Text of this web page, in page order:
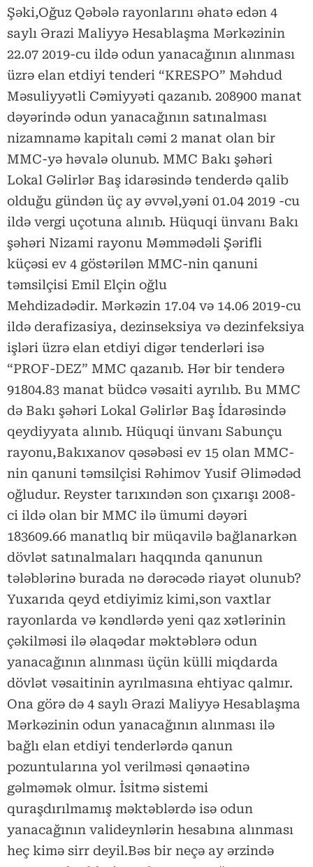
Şəki,Oğuz Qəbələ rayonlarını əhatə edən 4
saylı Ərazi Maliyyə Hesablaşma Mərkəzinin
22.07 2019-cu ildə odun yanacağının alınması
üzrə elan etdiyi tenderi “KRESPO” Məhdud
Məsuliyyətli Cəmiyyəti qazanıb. 208900 manat
dəyərində odun yanacağının satınalması
nizamnamə kapitalı cəmi 2 manat olan bir
MMC-yə həvalə olunub. MMC Bakı şəhəri
Lokal Gəlirlər Baş idarəsində tenderdə qalib
olduğu gündən üç ay əvvəl,yəni 01.04 2019 -cu
ildə vergi uçotuna alınıb. Hüquqi ünvanı Bakı
şəhəri Nizami rayonu Məmmədəli Şərifli
küçəsi ev 4 göstərilən MMC-nin qanuni
təmsilçisi Emil Elçin oğlu
Mehdizadədir. Mərkəzin 17.04 və 14.06 2019-cu
ildə derafizasiya, dezinseksiya və dezinfeksiya
işləri üzrə elan etdiyi digər tenderləri isə
“PROF-DEZ” MMC qazanıb. Hər bir tenderə
91804.83 manat büdcə vəsaiti ayrılıb. Bu MMC
də Bakı şəhəri Lokal Gəlirlər Baş İdarəsində
qeydiyyata alınıb. Hüquqi ünvanı Sabunçu
rayonu,Bakıxanov qəsəbəsi ev 15 olan MMC-
nin qanuni təmsilçisi Rəhimov Yusif Əlimədəd
oğludur. Reyster tarıxındən son çıxarışı 2008-
ci ildə olan bir MMC ilə ümumi dəyəri
183609.66 manatlıq bir müqavilə bağlanarkən
dövlət satınalmaları haqqında qanunun
tələblərinə burada nə dərəcədə riayət olunub?
Yuxarıda qeyd etdiyimiz kimi,son vaxtlar
rayonlarda və kəndlərdə yeni qaz xətlərinin
çəkilməsi ilə əlaqədar məktəblərə odun
yanacağının alınması üçün külli miqdarda
dövlət vəsaitinin ayrılmasına ehtiyac qalmır.
Ona görə də 4 saylı Ərazi Maliyyə Hesablaşma
Mərkəzinin odun yanacağının alınması ilə
bağlı elan etdiyi tenderlərdə qanun
pozuntularına yol verilməsi qənaətinə
gəlməmək olmur. İsitmə sistemi
quraşdırılmamış məktəblərdə isə odun
yanacağının valideynlərin hesabına alınması
heç kimə sirr deyil.Bəs bir neçə ay ərzində